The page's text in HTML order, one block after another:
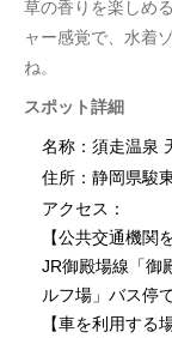
草の香りを楽しめ
ャー感覚で、水着
ね。
スポット詳細
名称：須走温泉
住所：静岡県駿
アクセス：
【公共交通機関
JR御殿場線「御
ルフ場」バス停
【車を利用する